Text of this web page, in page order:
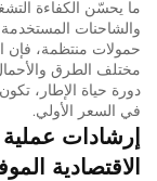
ما يحسّن الكفاءة
والشاحنات المستخدمة
حمولات منتظمة، فإن
مختلف الطرق
دورة حياة الإطار،
في السعر الأولي.
إرشادات عملية
الاقتصادية